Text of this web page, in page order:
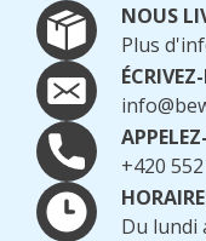
NOUS
Plus
+420
Du lundi